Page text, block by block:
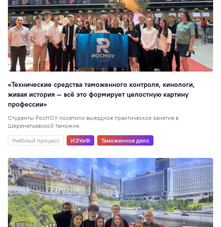
«Технические средства таможенного контроля, кинологи,
живая история — всё это формирует целостную картину
профессии»
Студенты РосНОУ посетили выездное практическое занятие в
Шереметьевской таможне.
Учебный процесс
ИЭУиФ Таможенное дело